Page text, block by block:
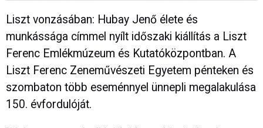
Liszt vonzásában: Hubay Jenő élete és
munkássága címmel nyílt időszaki kiállítás a Liszt
Ferenc Emlékmúzeum és Kutatóközpontban. A
Liszt Ferenc Zeneművészeti Egyetem pénteken és
szombaton több eseménnyel ünnepli megalakulása
150. évfordulóját.